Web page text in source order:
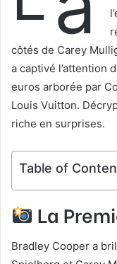
côtés de Carey
a captivé l’attention
euros arborée par
Louis Vuitton.
riche en surprises.
Table of
La
Bradley Cooper a